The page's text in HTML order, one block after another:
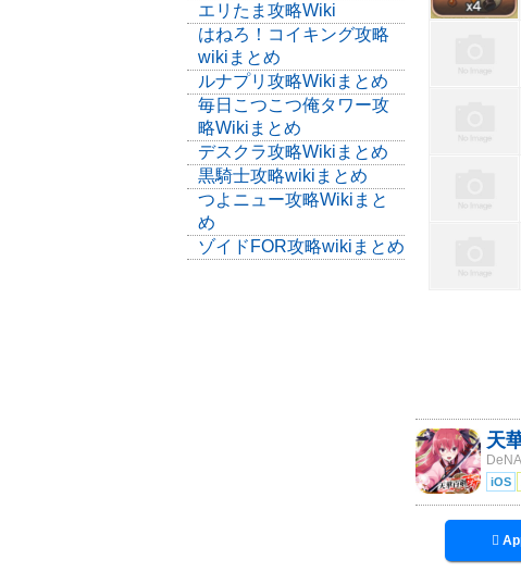
天
iOS
エリたま攻略Wiki
はねろ！コイキング攻略
wikiまとめ
ルナプリ攻略Wikiまとめ
毎日こつこつ俺タワー攻
略Wikiまとめ
デスクラ攻略Wikiまとめ
黒騎士攻略wikiまとめ
つよニュー攻略Wikiまと
め
ゾイドFOR攻略wikiまとめ